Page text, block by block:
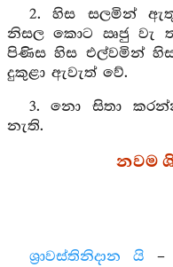
2. හිස සලමින්
නිසල කොට ඍජු වැ
පිණිස හිස එල්වමින්
දුකුළා ඇවැත් වේ.
3. නො සිතා
නැති.
නවම
ශ්‍රාවස්තිනිදාන යි –